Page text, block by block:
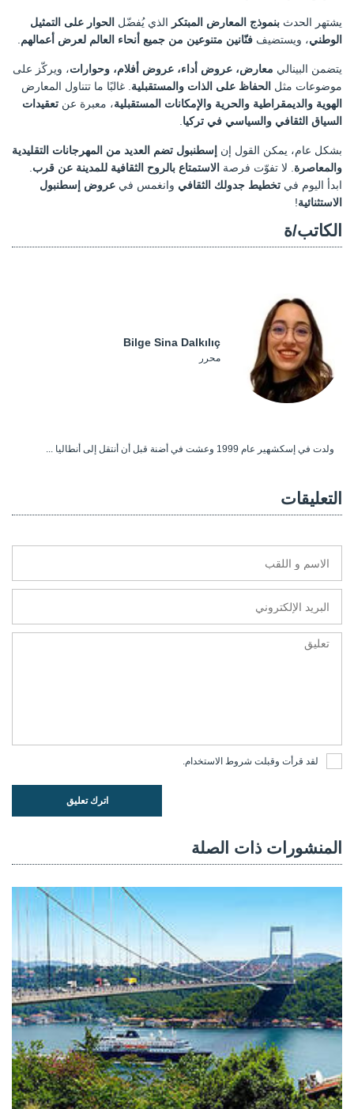
يشتهر الحدث بنموذج المعارض المبتكر الذي يُفضّل الحوار على التمثيل
الوطني، ويستضيف فنّانين متنوعين من جميع أنحاء العالم لعرض أعمالهم
يتضمن البينالي معارض، عروض أداء، عروض أفلام، وحوارات، ويركّز على
موضوعات مثل الحفاظ على الذات والمستقبلية . غالبًا ما تتناول المعارض
الهوية والديمقراطية والحرية والإمكانات المستقبلية، معبرة عن تعقيدات
السياق الثقافي والسياسي في تركيا
بشكل عام، يمكن القول إن إسطنبول تضم العديد من المهرجانات التقليدية
والمعاصرة . لا تفوّت فرصة الاستمتاع بالروح الثقافية للمدينة عن قرب
ابدأ اليوم في تخطيط جدولك الثقافي وانغمس في عروض إسطنبول
الاستثنائية!
الكاتب/ة
Bilge Sina Dalkılıç
محرر
ولدت في إسكشهير عام 1999 وعشت في أضنة قبل أن أنتقل إلى أنطاليا ...
التعليقات
لقد قرأت وقبلت شروط الاستخدام.
اترك تعليق
المنشورات ذات الصلة